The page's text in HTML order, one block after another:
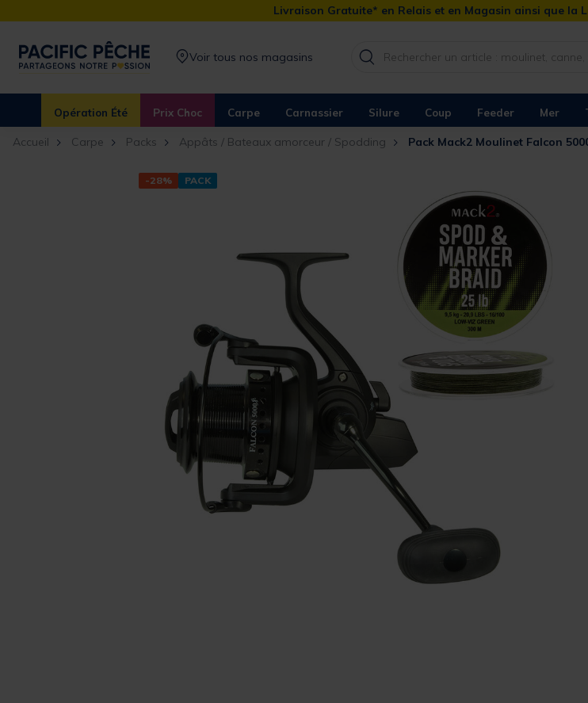
Livraison Gratuite* en Relais et en Magasin ainsi que la
Voir tous nos magasins
Opération Été Prix Choc Carpe Carnassier Silure Coup Feeder Mer
Accueil Carpe Packs Appâts / Bateaux amorceur / Spodding Pack Mack2 Moulinet Falcon
-28% PACK